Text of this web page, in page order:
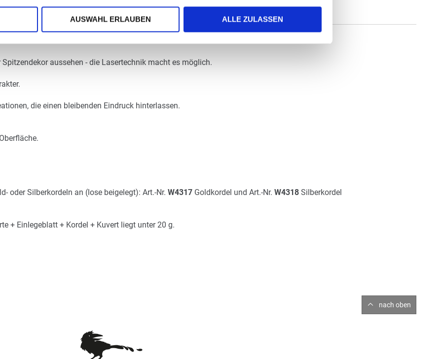
AUSWAHL ERLAUBEN ALLE ZULASSEN
aussehen - die Lasertechnik macht es möglich.
die einen bleibenden Eindruck hinterlassen.
oder Silberkordeln an (lose beigelegt): Art.-Nr. W4317 Goldkordel und Art.-Nr. W4318 Silberkordel
+ Einlegeblatt + Kordel + Kuvert liegt unter 20 g.
nach oben